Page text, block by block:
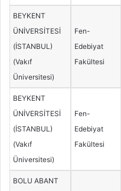
BEYKENT
ÜNİVERSİTESİ
(İSTANBUL)
(Vakıf
Üniversitesi)
Fen-
Edebiyat
Fakültesi
BEYKENT
ÜNİVERSİTESİ
(İSTANBUL)
(Vakıf
Üniversitesi)
Fen-
Edebiyat
Fakültesi
BOLU ABANT